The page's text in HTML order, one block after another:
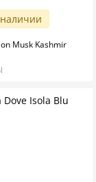
Musk Kashmir